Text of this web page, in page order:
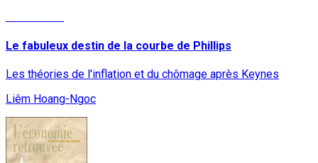
Le fabuleux destin de la courbe de Phillips
Les théories de l'inflation et du chômage après Keynes
Liêm Hoang-Ngoc